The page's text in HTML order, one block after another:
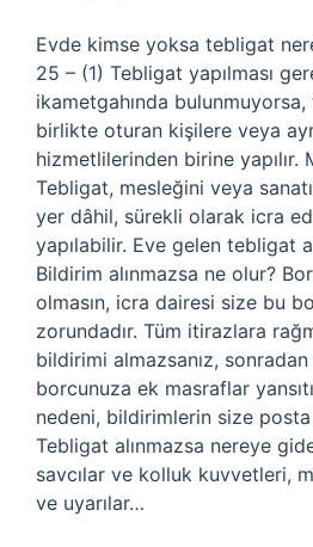
Evde kimse yoksa tebligat
25 – (1) Tebligat yapılması
ikametgahında
birlikte oturan kişilere veya
hizmetlilerinden birine yapılır.
Tebligat, mesleğini veya
yer dâhil, sürekli olarak icra
yapılabilir. Eve gelen tebligat
Bildirim alınmazsa ne olur?
olmasın, icra dairesi size bu
zorundadır. Tüm itirazlara
bildirimi almazsanız,
borcunuza ek masraflar
nedeni, bildirimlerin size posta
Tebligat alınmazsa nereye
savcılar ve kolluk kuvvetleri,
ve uyarılar…